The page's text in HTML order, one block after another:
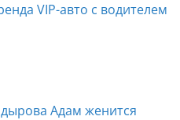
VIP-авто с водителем
Адам женится